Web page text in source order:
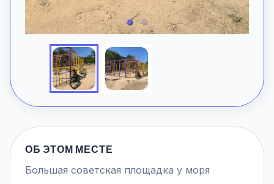
ОБ ЭТОМ МЕСТЕ
Большая советская площадка у моря